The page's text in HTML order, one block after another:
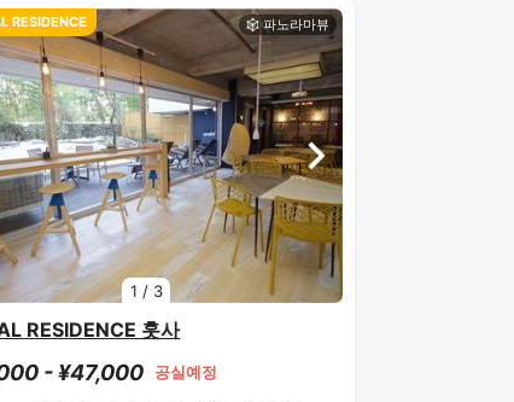
1 / 3
RESIDENCE
RESIDENCE 훗사
- ¥47,000 공실예정